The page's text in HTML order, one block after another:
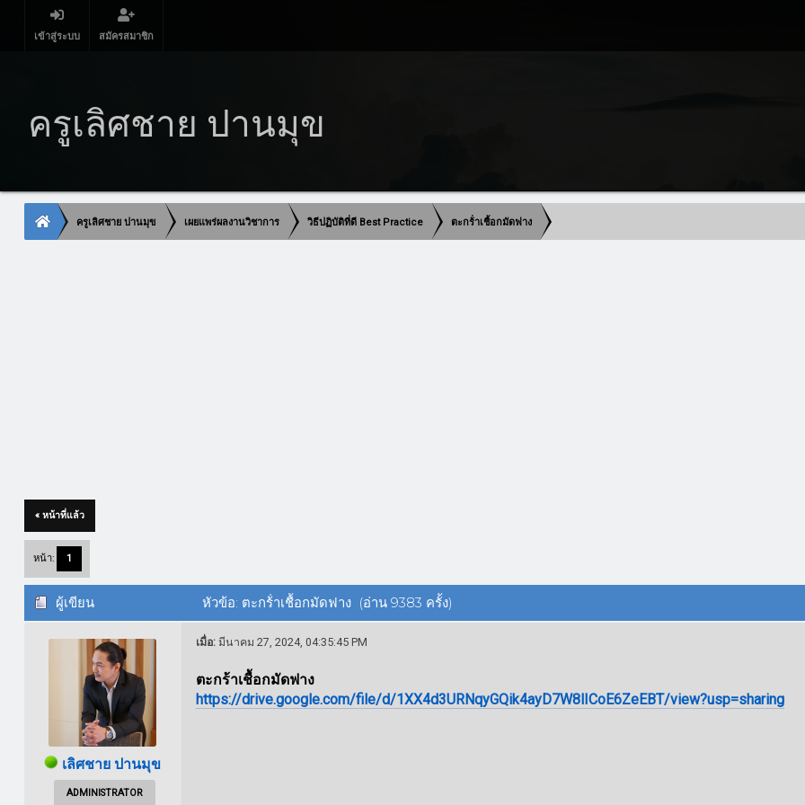
เข้าสู่ระบบ สมัครสมาชิก
ครูเลิศชาย ปานมุข
ครูเลิศชาย ปานมุข เผยแพร่ผลงานวิชาการ วิธีปฏิบัติที่ดี Best Practice ตะกร้่าเชื้อกมัดฟาง
« หน้าที่แล้ว
หน้า: 1
ผู้เขียน หัวข้อ: ตะกร้่าเชื้อกมัดฟาง (อ่าน 9383 ครั้ง)
เลิศชาย ปานมุข
ADMINISTRATOR
เมื่อ:มีนาคม 27, 2024, 04:35:45 PM
ตะกร้าเชื้อกมัดฟาง
https://drive.google.com/file/d/1XX4d3URNqyGQik4ayD7W8lICoE6ZeEBT/view?usp=sharing